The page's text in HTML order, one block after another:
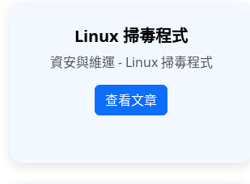
Linux 掃毒程式
資安與維運 - Linux 掃毒程式
查看文章